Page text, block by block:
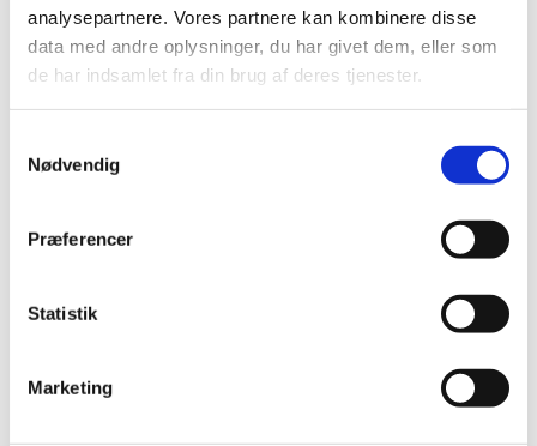
analysepartnere. Vores partnere kan kombinere disse
data med andre oplysninger, du har givet dem, eller som
de har indsamlet fra din brug af deres tjenester.
Nødvendig
Præferencer
Statistik
Marketing
Du vil måske også kunne
lide...